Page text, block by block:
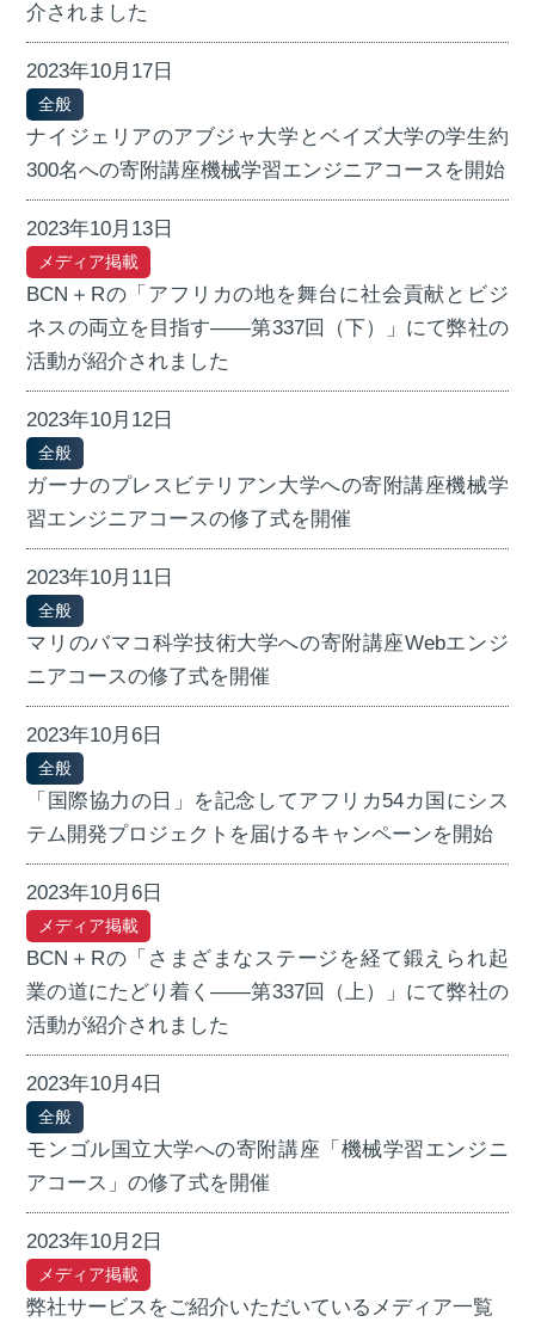
介されました
2023年10月17日
全般
ナイジェリアのアブジャ大学とベイズ大学の学生約
300名への寄附講座機械学習エンジニアコースを開始
2023年10月13日
メディア掲載
BCN＋Rの「アフリカの地を舞台に社会貢献とビジ
ネスの両立を目指す――第337回（下）」にて弊社の
活動が紹介されました
2023年10月12日
全般
ガーナのプレスビテリアン大学への寄附講座機械学
習エンジニアコースの修了式を開催
2023年10月11日
全般
マリのバマコ科学技術大学への寄附講座Webエンジ
ニアコースの修了式を開催
2023年10月6日
全般
「国際協力の日」を記念してアフリカ54カ国にシス
テム開発プロジェクトを届けるキャンペーンを開始
2023年10月6日
メディア掲載
BCN＋Rの「さまざまなステージを経て鍛えられ起
業の道にたどり着く――第337回（上）」にて弊社の
活動が紹介されました
2023年10月4日
全般
モンゴル国立大学への寄附講座「機械学習エンジニ
アコース」の修了式を開催
2023年10月2日
メディア掲載
弊社サービスをご紹介いただいているメディア一覧